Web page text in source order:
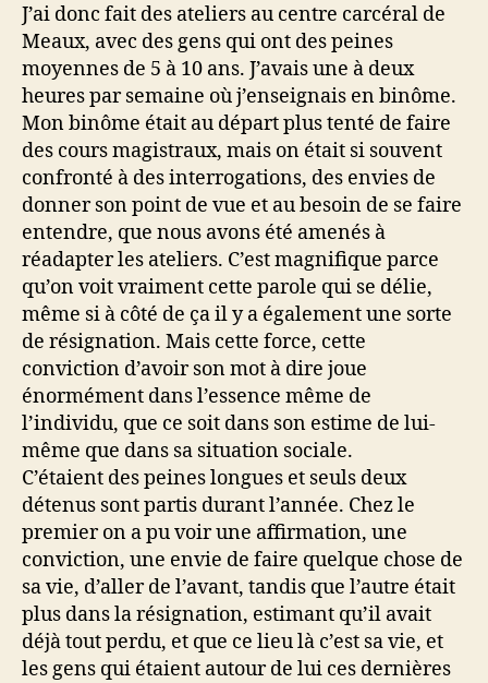
J’ai donc fait des ateliers au centre carcéral de
Meaux, avec des gens qui ont des peines
moyennes de 5 à 10 ans. J’avais une à deux
heures par semaine où j’enseignais en binôme.
Mon binôme était au départ plus tenté de faire
des cours magistraux, mais on était si souvent
confronté à des interrogations, des envies de
donner son point de vue et au besoin de se faire
entendre, que nous avons été amenés à
réadapter les ateliers. C’est magnifique parce
qu’on voit vraiment cette parole qui se délie,
même si à côté de ça il y a également une sorte
de résignation. Mais cette force, cette
conviction d’avoir son mot à dire joue
énormément dans l’essence même de
l’individu, que ce soit dans son estime de lui-
même que dans sa situation sociale.
C’étaient des peines longues et seuls deux
détenus sont partis durant l’année. Chez le
premier on a pu voir une affirmation, une
conviction, une envie de faire quelque chose de
sa vie, d’aller de l’avant, tandis que l’autre était
plus dans la résignation, estimant qu’il avait
déjà tout perdu, et que ce lieu là c’est sa vie, et
les gens qui étaient autour de lui ces dernières